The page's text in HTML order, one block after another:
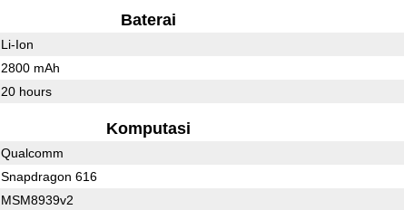
Baterai
Li-Ion
2800 mAh
20 hours
Komputasi
Qualcomm
Snapdragon 616
MSM8939v2